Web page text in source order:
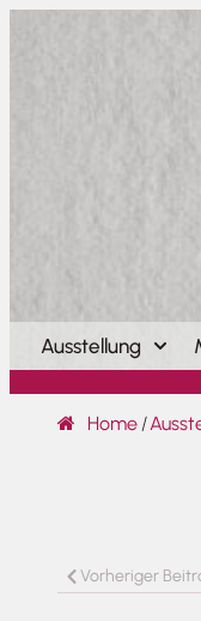
Ausstellung
Home /
Vorheriger